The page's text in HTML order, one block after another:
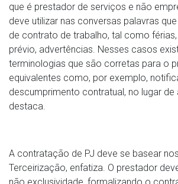
que é prestador de serviços e não
deve utilizar nas conversas palavras
de contrato de trabalho, tal como
prévio, advertências. Nesses casos
terminologias que são corretas para o
equivalentes como, por exemplo,
descumprimento contratual, no lugar de
destaca.
A contratação de PJ deve se basear
Terceirização, enfatiza. O prestador
não exclusividade, formalizando o